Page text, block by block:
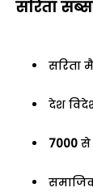
सरिता
सरिता
देश
7000 से